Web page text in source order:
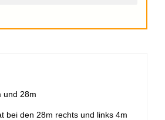
und 28m
bei den 28m rechts und links 4m